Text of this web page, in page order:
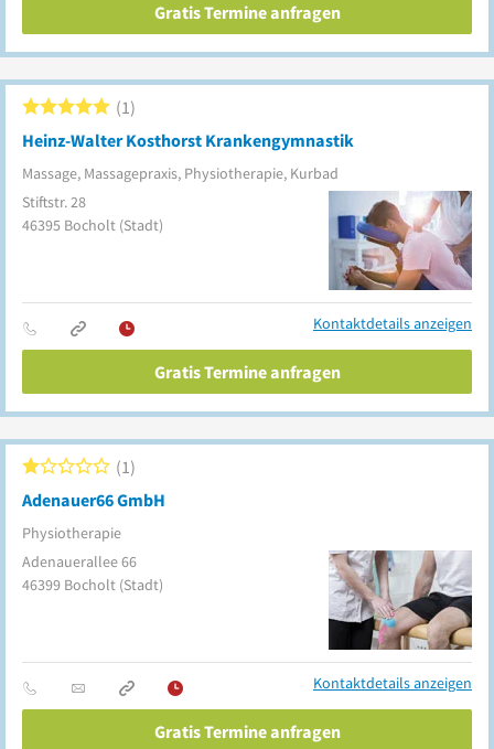
Gratis Termine anfragen
Heinz-Walter Kosthorst Krankengymnastik
Massage, Massagepraxis, Physiotherapie, Kurbad
1
Stiftstr. 28
46395 Bocholt (Stadt)
Kontaktdetails anzeigen
Gratis Termine anfragen
Adenauer66 GmbH
Physiotherapie
1
Adenauerallee 66
46399 Bocholt (Stadt)
Kontaktdetails anzeigen
Gratis Termine anfragen